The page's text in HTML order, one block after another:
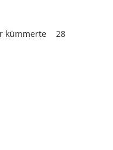
kümmerte 28